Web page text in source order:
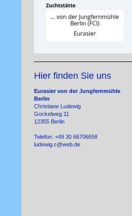
Hier finden Sie uns
Eurasier von der Jungfernmühle
Berlin
Christiane Ludewig
Gockelweg 11
12355 Berlin
Telefon: +49 30 66706658
ludewig.c@web.de